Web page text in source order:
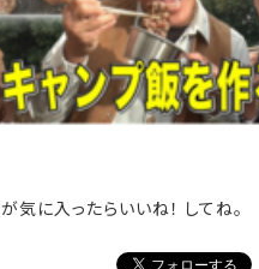
気に入ったらいいね！ してね。